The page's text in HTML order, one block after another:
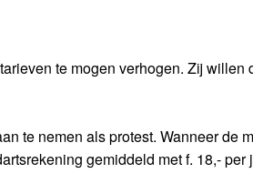
te mogen verhogen. Zij
te nemen als protest. Wanneer de
gemiddeld met f. 18,- per